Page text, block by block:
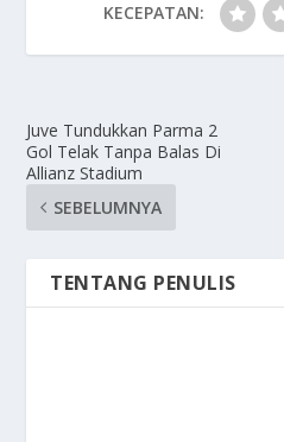
KECEPATAN:
Juve Tundukkan Parma 2
Gol Telak Tanpa Balas Di
Allianz Stadium
SEBELUMNYA
TENTANG PENULIS